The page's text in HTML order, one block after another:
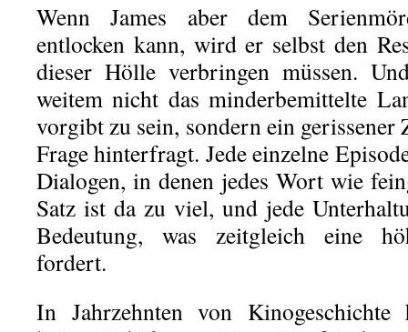
Wenn James aber dem
entlocken kann, wird er selbst den
dieser Hölle verbringen müssen.
weitem nicht das minderbemittelte
vorgibt zu sein, sondern ein gerissener
Frage hinterfragt. Jede einzelne
Dialogen, in denen jedes Wort wie
Satz ist da zu viel, und jede
Bedeutung, was zeitgleich eine
fordert.
In Jahrzehnten von Kinogeschichte